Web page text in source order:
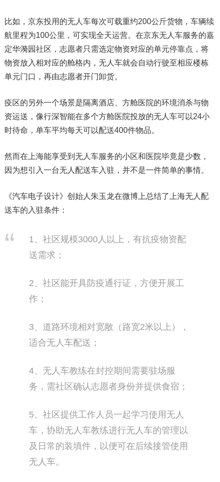
比如，京东投用的无人车每次可载重约200公斤货物，车辆续
航里程为100公里，可实现全天运营。在京东无人车服务的嘉
定华漪园社区，志愿者只需选定物资对应的单元停靠点，将
物资放入相对应的舱格内，无人车就会自动行驶至相应楼栋
单元门口，再由志愿者开门卸货。
疫区的另外一个场景是隔离酒店、方舱医院的环境消杀与物
资运送，像行深智能在多个方舱医院投放的无人车可以24小
时待命，单车平均每天可以配送400件物品。
然而在上海能享受到无人车服务的小区和医院毕竟是少数，
因为想引入一台无人配送车入驻，并不是一件简单的事情。
《汽车电子设计》创始人朱玉龙在微博上总结了上海无人配
送车的入驻条件：
1、社区规模3000人以上，有抗疫物资配
送需求；
2、社区能开具防疫通行证，方便开展工
作；
3、道路环境相对宽敞（路宽2米以上），
适合无人车配送；
4、无人车教练在封控期间需要驻场服
务，需社区确认志愿者身份并提供食宿；
5、社区提供工作人员一起学习使用无人
车，协助无人车教练进行无人车的管理以
及日常的装填件，以便可在后续接管使用
无人车。